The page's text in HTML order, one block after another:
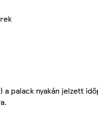
palack nyakán jelzett